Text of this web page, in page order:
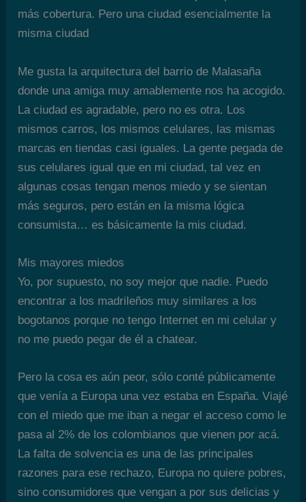
más cobertura. Pero una ciudad esencialmente la
misma ciudad
Me gusta la arquitectura del barrio de Malasaña
donde una amiga muy amablemente nos ha acogido.
La ciudad es agradable, pero no es otra. Los
mismos carros, los mismos celulares, las mismas
marcas en tiendas casi iguales. La gente pegada de
sus celulares igual que en mi ciudad, tal vez en
algunas cosas tengan menos miedo y se sientan
más seguros, pero están en la misma lógica
consumista… es básicamente la mis ciudad.
Mis mayores miedos
Yo, por supuesto, no soy mejor que nadie. Puedo
encontrar a los madrileños muy similares a los
bogotanos porque no tengo Internet en mi celular y
no me puedo pegar de él a chatear.
Pero la cosa es aún peor, sólo conté públicamente
que venía a Europa una vez estaba en España. Viajé
con el miedo que me iban a negar el acceso como le
pasa al 2% de los colombianos que vienen por acá.
La falta de solvencia es una de las principales
razones para ese rechazo, Europa no quiere pobres,
sino consumidores que vengan a por sus delicias y